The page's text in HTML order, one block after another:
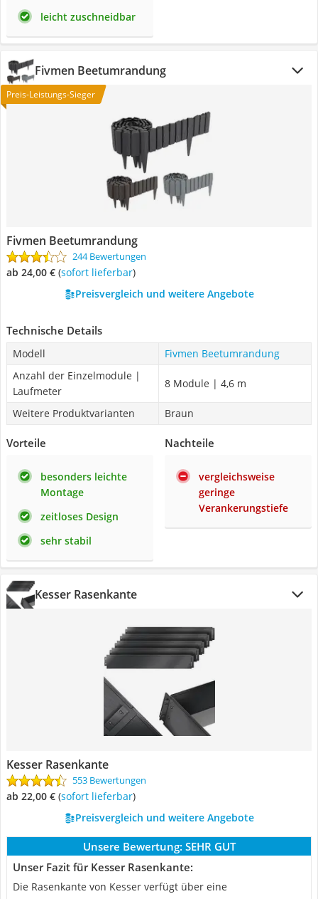
leicht zuschneidbar
Fivmen Beetumrandung
Preis-Leistungs-Sieger
Fivmen Beetumrandung
244 Bewertungen
ab 24,00 € ( Sofort lieferbar)
Preisvergleich und weitere Angebote
Technische Details
Modell
Fivmen Beetumrandung
Anzahl der Einzelmodule |
Laufmeter
8 Module | 4,6 m
Weitere Produktvarianten Braun
Vorteile
besonders leichte
Montage
zeitloses Design
sehr stabil
Nachteile
vergleichsweise
geringe
Verankerungstiefe
Kesser Rasenkante
Kesser Rasenkante
553 Bewertungen
ab 22,00 € ( Sofort lieferbar)
Preisvergleich und weitere Angebote
Unsere Bewertung: SEHR GUT
Unser Fazit für Kesser Rasenkante:
Die Rasenkante von Kesser verfügt über eine